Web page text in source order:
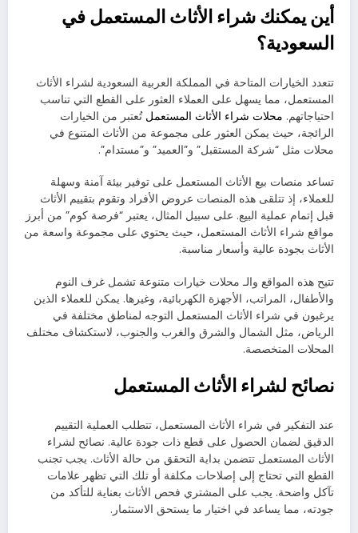
أين يمكنك شراء الأثاث المستعمل في
السعودية؟
تتعدد الخيارات المتاحة في المملكة العربية السعودية لشراء الأثاث
المستعمل، مما يسهل على العملاء العثور على القطع التي تناسب
احتياجاتهم. محلات شراء الأثاث المستعمل تُعتبر من الخيارات
الرائجة، حيث يمكن العثور على مجموعة من الأثاث المتنوع في
محلات مثل “شركة المستقبل” و”العميد” و”مستدام”.
تساعد منصات بيع الأثاث المستعمل على توفير بيئة آمنة وسهلة
للعملاء، إذ تتلقى هذه المنصات عروض الأفراد وتقوم بتقييم الأثاث
قبل إتمام عملية البيع. على سبيل المثال، يعتبر “فرصة كوم” من أبرز
مواقع شراء الأثاث المستعمل، حيث يحتوي على مجموعة واسعة من
الأثاث بجودة عالية وأسعار مناسبة.
تتيح هذه المواقع والـ محلات خيارات متنوعة تشمل غرف النوم
والأطفال، المراتب، الأجهزة الكهربائية، وغيرها. يمكن للعملاء الذين
يرغبون في شراء الأثاث المستعمل التوجه لمناطق مختلفة في
الرياض، مثل الشمال والشرق والغرب والجنوب، لاستكشاف مختلف
المحلات المتخصصة.
نصائح لشراء الأثاث المستعمل
عند التفكير في شراء الأثاث المستعمل، تتطلب العملية التقييم
الدقيق لضمان الحصول على قطع ذات جودة عالية. نصائح لشراء
الأثاث المستعمل تتضمن بداية التحقق من حالة الأثاث. يجب تجنب
القطع التي تحتاج إلى إصلاحات مكلفة أو تلك التي تظهر علامات
تآكل واضحة. يجب على المشتري فحص الأثاث بعناية للتأكد من
جودته، مما يساعد في اختيار ما يستحق الاستثمار.